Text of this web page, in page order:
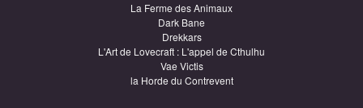
La Ferme des Animaux
Dark Bane
Drekkars
L'Art de Lovecraft : L'appel de Cthulhu
Vae Victis
la Horde du Contrevent